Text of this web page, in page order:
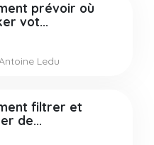
prévoir où
vot...
Antoine Ledu
filtrer et
de...